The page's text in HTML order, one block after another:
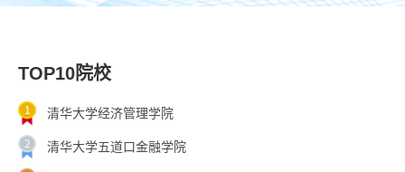
TOP10院校
清华大学经济管理学院
清华大学五道口金融学院